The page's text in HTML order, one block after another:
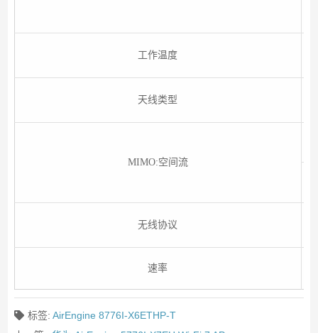
工作温度
天线类型
MIMO:空间流
无线协议
速率
标签: AirEngine 8776I-X6ETHP-T